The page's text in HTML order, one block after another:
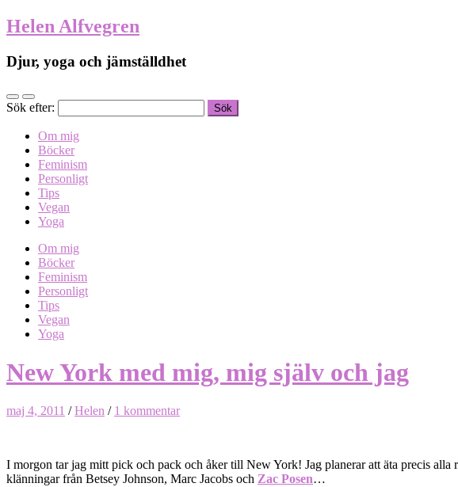
Helen Alfvegren
Djur, yoga och jämställdhet
Sök efter:
Om mig
Böcker
Feminism
Personligt
Tips
Vegan
Yoga
Om mig
Böcker
Feminism
Personligt
Tips
Vegan
Yoga
New York med mig, mig själv och jag
maj 4, 2011 /Helen / 1 kommentar
I morgon tar jag mitt pick och pack och åker till New York! Jag planerar att äta precis alla
klänningar från Betsey Johnson, Marc Jacobs och Zac Posen…